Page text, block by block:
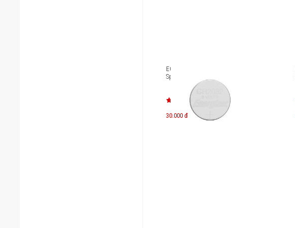
E000041900 Pin Energizer
Specialty 2032 BP1
30.000 đ